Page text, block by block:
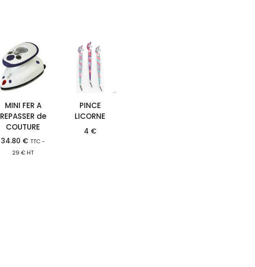
MINI FER A
REPASSER de
COUTURE
34.80 € TTC -
29€HT
PINCE
LICORNE
4 €